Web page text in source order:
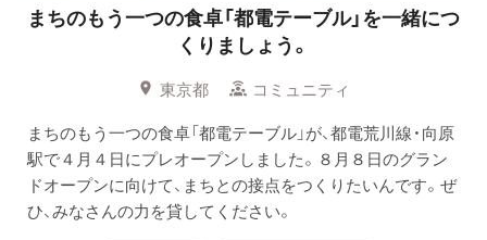
まちのもう一つの食卓「都電テーブル」を一緒につ
くりましょう。
東京都
コミュニティ
まちのもう一つの食卓「都電テーブル」が、都電荒川線・向原
駅で４月４日にプレオープンしました。８月８日のグラン
ドオープンに向けて、まちとの接点をつくりたいんです。ぜ
ひ、みなさんの力を貸してください。